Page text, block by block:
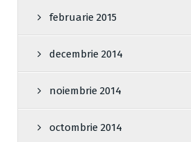
februarie 2015
decembrie 2014
noiembrie 2014
octombrie 2014